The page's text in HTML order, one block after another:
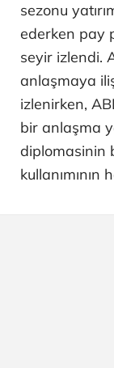
sezonu
ederken pay
seyir izlendi.
anlaşmaya
izlenirken,
bir anlaşma
diplomasinin